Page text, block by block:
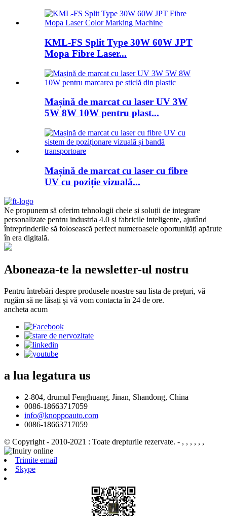
KML-FS Split Type 30W 60W JPT
Mopa Fibre Laser...
Mașină de marcat cu laser UV 3W
5W 8W 10W pentru plast...
Mașină de marcat cu laser cu fibre
UV cu poziție vizuală...
Ne propunem să oferim tehnologii cheie și soluții de integrare
personalizate pentru industria 4.0 și fabricile inteligente, ajutând
întreprinderile să folosească perfect numeroasele oportunități apărute
în era digitală.
Aboneaza-te la newsletter-ul nostru
Pentru întrebări despre produsele noastre sau lista de prețuri, vă
rugăm să ne lăsați și vă vom contacta în 24 de ore.
ancheta acum
a lua legatura us
2-804, drumul Fenghuang, Jinan, Shandong, China
0086-18663717059
info@knoppoauto.com
0086-18663717059
© Copyright - 2010-2021 : Toate drepturile rezervate. - , , , , , ,
Trimite email
Skype